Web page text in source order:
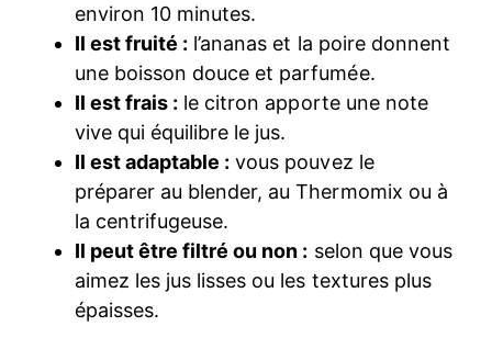
environ 10 minutes.
Il est fruité : l’ananas et la poire donnent
une boisson douce et parfumée.
Il est frais : le citron apporte une note
vive qui équilibre le jus.
Il est adaptable : vous pouvez le
préparer au blender, au Thermomix ou à
la centrifugeuse.
Il peut être filtré ou non : selon que vous
aimez les jus lisses ou les textures plus
épaisses.